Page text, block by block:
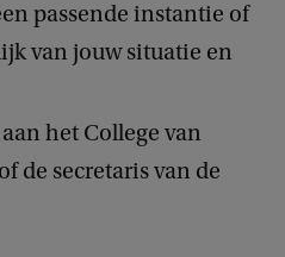
passende instantie of
van jouw situatie en
het College van
de secretaris van de